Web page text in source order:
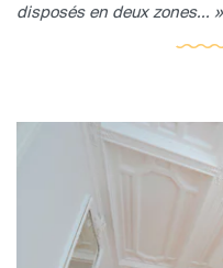
disposés en deux zones... »